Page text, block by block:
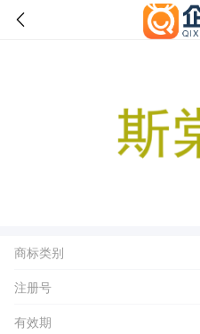
商标类别
注册号
有效期